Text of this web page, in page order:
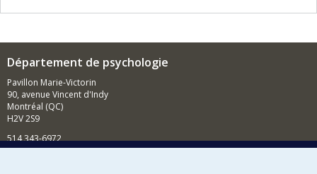
Département de psychologie
Pavillon Marie-Victorin
90, avenue Vincent d'Indy
Montréal (QC)
H2V 2S9
514 343-6972